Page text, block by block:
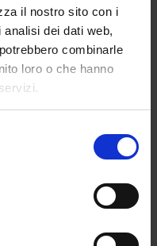
il nostro sito con i
dei dati web,
combinarle
loro o che hanno
festival?
2024|LIFESTYLE
le